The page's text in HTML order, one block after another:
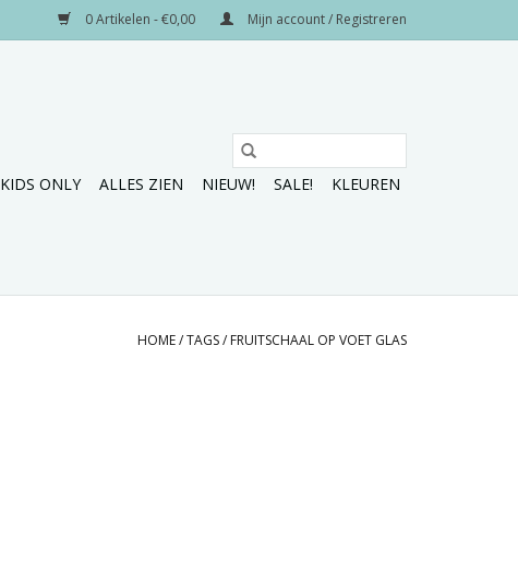
0 Artikelen - €0,00 Mijn account / Registreren
KIDS ONLY ALLES ZIEN NIEUW! SALE! KLEUREN
HOME/TAGS/ FRUITSCHAAL OP VOET GLAS